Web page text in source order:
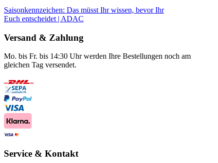
Saisonkennzeichen: Das müsst Ihr wissen, bevor Ihr
Euch entscheidet | ADAC
Versand & Zahlung
Mo. bis Fr. bis 14:30 Uhr werden Ihre Bestellungen noch am
gleichen Tag versendet.
Service & Kontakt